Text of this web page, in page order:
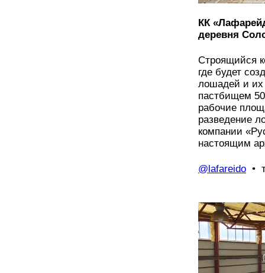
КК
деревня
Строящийся
где будет
лошадей и их
пастбищем 50
рабочие
разведение
компании
настоящим
@lafareido •